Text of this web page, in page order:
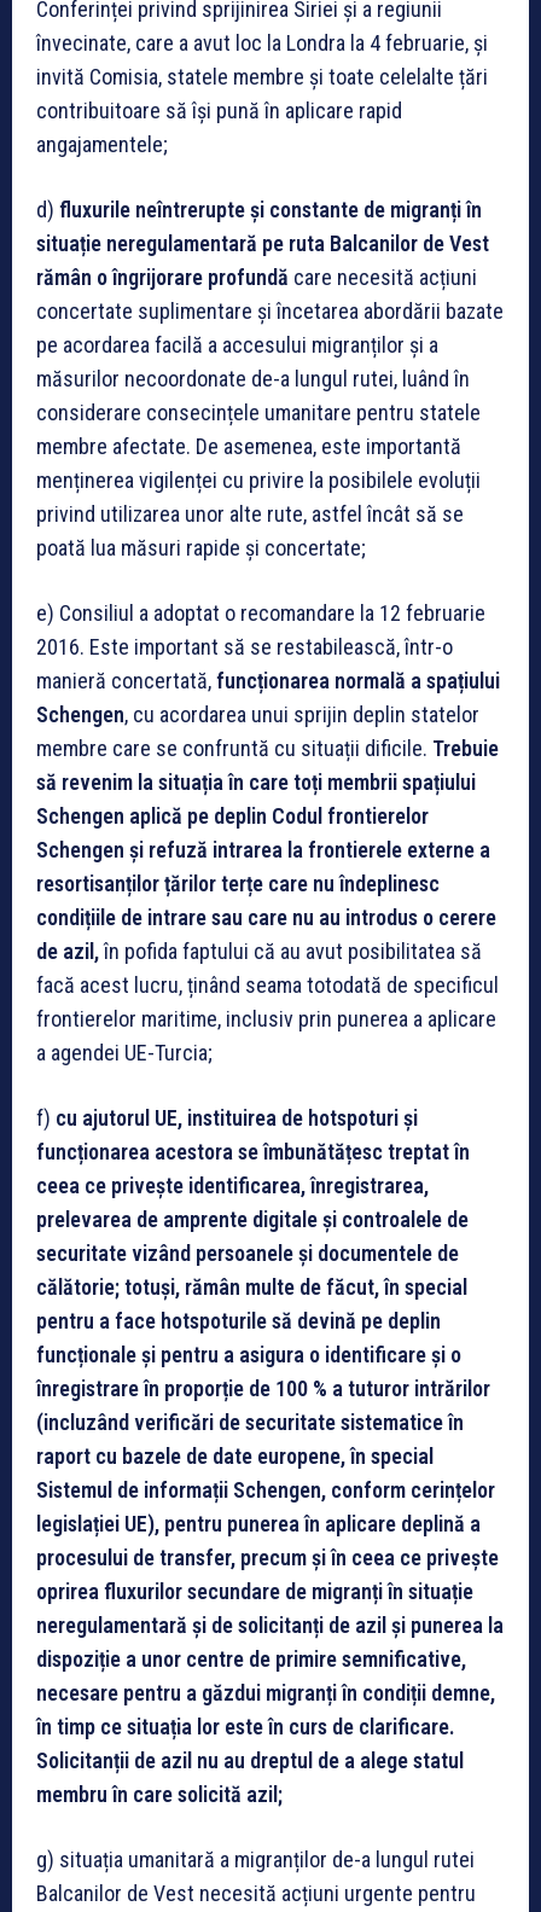
Conferinței privind sprijinirea Siriei și a regiunii
învecinate, care a avut loc la Londra la 4 februarie, și
invită Comisia, statele membre și toate celelalte țări
contribuitoare să își pună în aplicare rapid
angajamentele;
d) fluxurile neîntrerupte și constante de migranți în
situație neregulamentară pe ruta Balcanilor de Vest
rămân o îngrijorare profundă care necesită acțiuni
concertate suplimentare și încetarea abordării bazate
pe acordarea facilă a accesului migranților și a
măsurilor necoordonate de-a lungul rutei, luând în
considerare consecințele umanitare pentru statele
membre afectate. De asemenea, este importantă
menținerea vigilenței cu privire la posibilele evoluții
privind utilizarea unor alte rute, astfel încât să se
poată lua măsuri rapide și concertate;
e) Consiliul a adoptat o recomandare la 12 februarie
2016. Este important să se restabilească, într-o
manieră concertată,funcționarea normală a spațiului
Schengen, cu acordarea unui sprijin deplin statelor
membre care se confruntă cu situații dificile. Trebuie
să revenim la situația în care toți membrii spațiului
Schengen aplică pe deplin Codul frontierelor
Schengen și refuză intrarea la frontierele externe a
resortisanților țărilor terțe care nu îndeplinesc
condițiile de intrare sau care nu au introdus o cerere
de azil,în pofida faptului că au avut posibilitatea să
facă acest lucru, ținând seama totodată de specificul
frontierelor maritime, inclusiv prin punerea a aplicare
a agendei UE-Turcia;
f) cu ajutorul UE, instituirea de hotspoturi și
funcționarea acestora se îmbunătățesc treptat în
ceea ce privește identificarea, înregistrarea,
prelevarea de amprente digitale și controalele de
securitate vizând persoanele și documentele de
călătorie; totuși, rămân multe de făcut, în special
pentru a face hotspoturile să devină pe deplin
funcționale și pentru a asigura o identificare și o
înregistrare în proporție de 100 % a tuturor intrărilor
(incluzând verificări de securitate sistematice în
raport cu bazele de date europene, în special
Sistemul de informații Schengen, conform cerințelor
legislației UE), pentru punerea în aplicare deplină a
procesului de transfer, precum și în ceea ce privește
oprirea fluxurilor secundare de migranți în situație
neregulamentară și de solicitanți de azil și punerea la
dispoziție a unor centre de primire semnificative,
necesare pentru a găzdui migranți în condiții demne,
în timp ce situația lor este în curs de clarificare.
Solicitanții de azil nu au dreptul de a alege statul
membru în care solicită azil;
g) situația umanitară a migranților de-a lungul rutei
Balcanilor de Vest necesită acțiuni urgente pentru